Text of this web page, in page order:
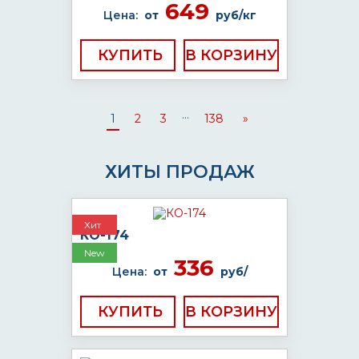
Цена: от649 руб/кг
КУПИТЬ
1 2 3 ... 138 »
ХИТЫ ПРОДАЖ
Хит
New
КО-174
Цена: от336 руб/
КУПИТЬ